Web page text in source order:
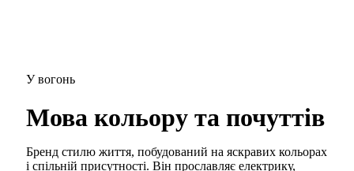
У вогонь
Мова кольору та почуттів
Бренд стилю життя, побудований на яскравих кольорах
і спільній присутності. Він прославляє електрику,